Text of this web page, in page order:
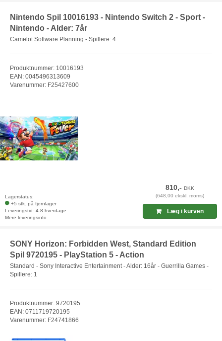
Nintendo Spil 10016193 - Nintendo Switch 2 - Sport -
Nintendo - Alder: 7år
Camelot Software Planning - Spillere: 4
Produktnummer: 10016193
EAN: 0045496313609
Varenummer: F25427600
Lagerstatus:
+5 stk. på fjernlager
Leveringstid: 4-8 hverdage
Mere leveringsinfo
810,-DKK
(648,00 ekskl. moms)
Læg i kurven
SONY Horizon: Forbidden West, Standard Edition
Spil 9720195 - PlayStation 5 - Action
Standard - Sony Interactive Entertainment - Alder: 16år - Guerrilla Games -
Spillere: 1
Produktnummer: 9720195
EAN: 0711719720195
Varenummer: F24741866